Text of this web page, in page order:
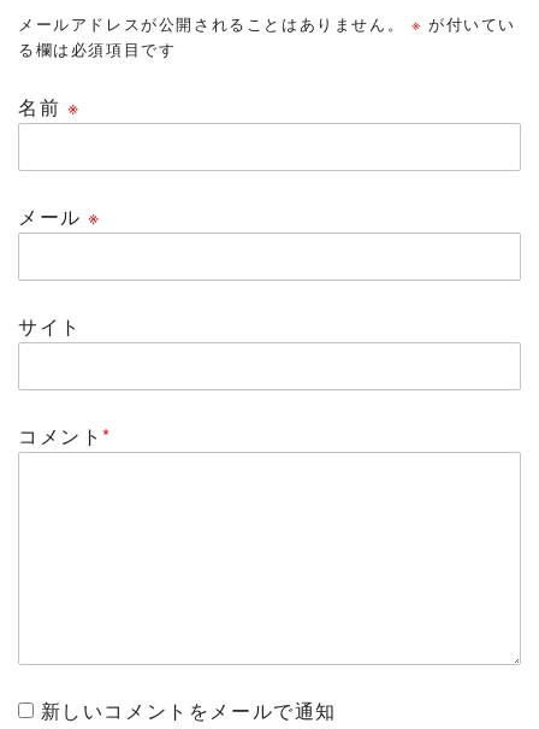
メールアドレスが公開されることはありません。 ※ が付いてい
る欄は必須項目です
名前 ※
メール※
サイト
コメント*
新しいコメントをメールで通知